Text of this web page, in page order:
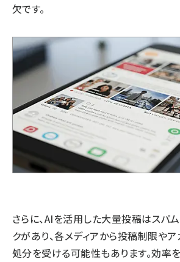
欠です。
さらに、AIを活用した大量投稿はスパ
クがあり、各メディアから投稿制限や
処分を受ける可能性もあります。効率